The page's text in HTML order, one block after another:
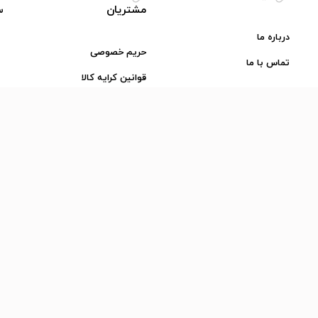
درباره ما
تماس با ما
مشتریان
حریم خصوصی
قوانین کرایه کالا